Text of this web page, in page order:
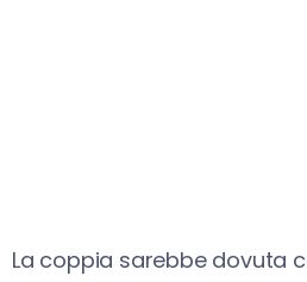
La coppia sarebbe dovuta